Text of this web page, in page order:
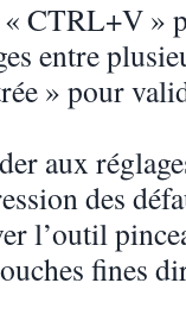
CTRL+V »
entre
» pour
aux
des
l’outil
fines